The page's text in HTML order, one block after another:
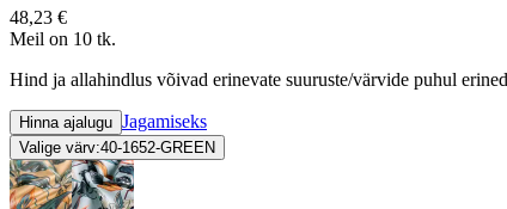
48,23 €
Meil on 10 tk.
Hind ja allahindlus võivad erinevate suuruste/värvide puhul
Hinna ajalugu Jagamiseks
Valige värv:40-1652-GREEN